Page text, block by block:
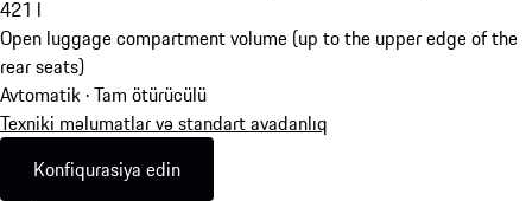
421 l
Open luggage compartment volume (up to the upper edge of the
rear seats)
Avtomatik · Tam ötürücülü
Texniki məlumatlar və standart avadanlıq
Konfiqurasiya edin